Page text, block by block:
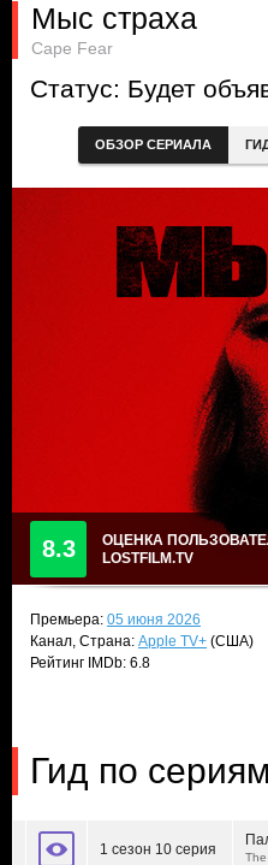
Мыс страха
Cape Fear
Статус: Будет
ОБЗОР СЕРИАЛА
8.3
ОЦЕНКА
LOSTFILM.TV
Премьера: 05 июня 2026
Канал, Страна: Apple TV+ (США)
Рейтинг IMDb: 6.8
Гид по сериям
1 сезон 10 серия